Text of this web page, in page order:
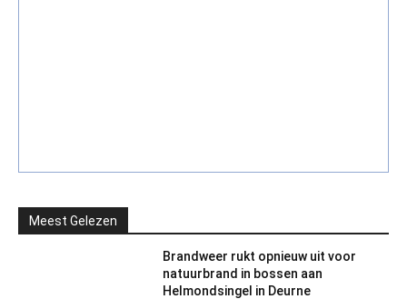
Meest Gelezen
Brandweer rukt opnieuw uit voor
natuurbrand in bossen aan
Helmondsingel in Deurne